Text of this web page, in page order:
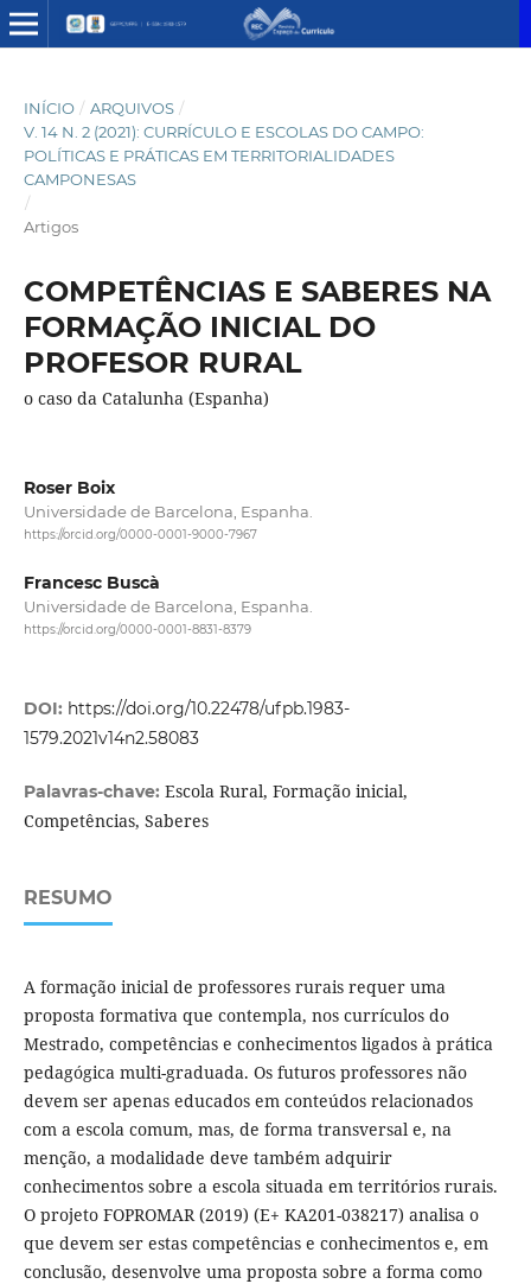
INÍCIO / ARQUIVOS /
V. 14 N. 2 (2021): CURRÍCULO E ESCOLAS DO CAMPO:
POLÍTICAS E PRÁTICAS EM TERRITORIALIDADES
CAMPONESAS
/
Artigos
COMPETÊNCIAS E SABERES NA
FORMAÇÃO INICIAL DO
PROFESOR RURAL
o caso da Catalunha (Espanha)
Roser Boix
Universidade de Barcelona, Espanha.
https://orcid.org/0000-0001-9000-7967
Francesc Buscà
Universidade de Barcelona, Espanha.
https://orcid.org/0000-0001-8831-8379
DOI: https://doi.org/10.22478/ufpb.1983-
1579.2021v14n2.58083
Palavras-chave: Escola Rural, Formação inicial,
Competências, Saberes
RESUMO
A formação inicial de professores rurais requer uma
proposta formativa que contempla, nos currículos do
Mestrado, competências e conhecimentos ligados à prática
pedagógica multi-graduada. Os futuros professores não
devem ser apenas educados em conteúdos relacionados
com a escola comum, mas, de forma transversal e, na
menção, a modalidade deve também adquirir
conhecimentos sobre a escola situada em territórios rurais.
O projeto FOPROMAR (2019) (E+ KA201-038217) analisa o
que devem ser estas competências e conhecimentos e, em
conclusão, desenvolve uma proposta sobre a forma como